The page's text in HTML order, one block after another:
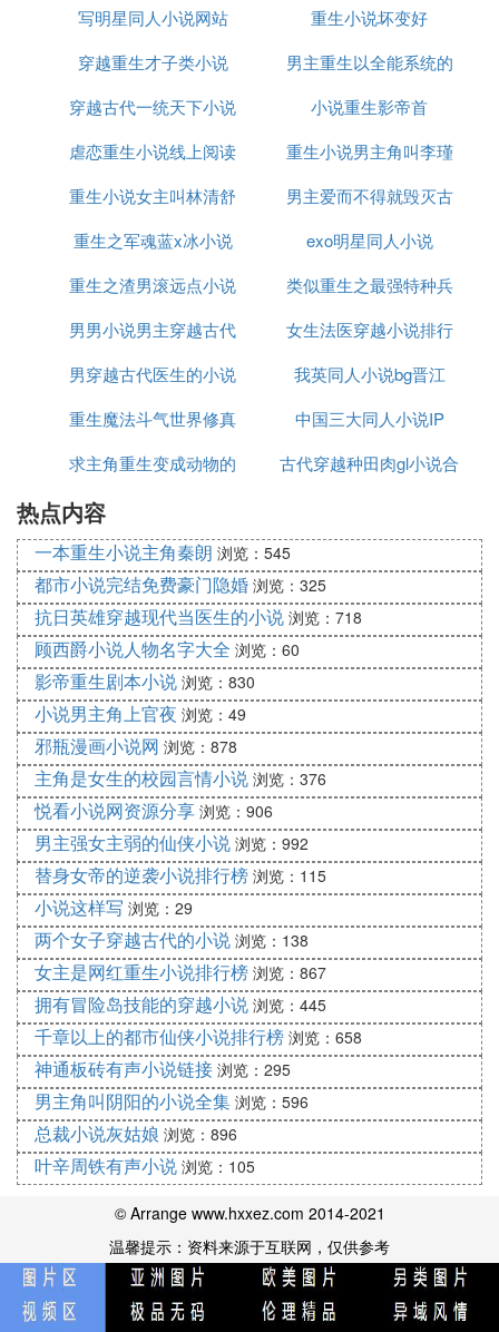
《长风》《民国往事》《辛亥科技帝国》
文阅读
写明星同人小说网站
重生小说坏变好
穿越重生才子类小说
男主重生以全能系统的
小说
穿越古代一统天下小说
小说重生影帝首
虐恋重生小说线上阅读
重生小说男主角叫李瑾
重生小说女主叫林清舒
男主爱而不得就毁灭古
代小说
重生之军魂蓝x冰小说
exo明星同人小说
重生之渣男滚远点小说
类似重生之最强特种兵
小说
男男小说男主穿越古代
女生法医穿越小说排行
榜
男穿越古代医生的小说
在线阅读
我英同人小说bg晋江
重生魔法斗气世界修真
小说排行榜
中国三大同人小说IP
求主角重生变成动物的
古代穿越种田肉gl小说合
热点内容
一本重生小说主角秦朗 浏览：545
都市小说完结免费豪门隐婚 浏览：325
抗日英雄穿越现代当医生的小说 浏览：718
顾西爵小说人物名字大全 浏览：60
影帝重生剧本小说 浏览：830
小说男主角上官夜 浏览：49
邪瓶漫画小说网 浏览：878
主角是女生的校园言情小说 浏览：376
悦看小说网资源分享 浏览：906
男主强女主弱的仙侠小说 浏览：992
替身女帝的逆袭小说排行榜 浏览：115
小说这样写 浏览：29
两个女子穿越古代的小说 浏览：138
女主是网红重生小说排行榜 浏览：867
拥有冒险岛技能的穿越小说 浏览：445
千章以上的都市仙侠小说排行榜 浏览：658
神通板砖有声小说链接 浏览：295
男主角叫阴阳的小说全集 浏览：596
总裁小说灰姑娘 浏览：896
叶辛周铁有声小说 浏览：105
© Arrange www.hxxez.com 2014-2021
温馨提示：资料来源于互联网，仅供参考